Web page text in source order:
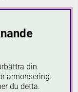
din
annonsering.
du detta.